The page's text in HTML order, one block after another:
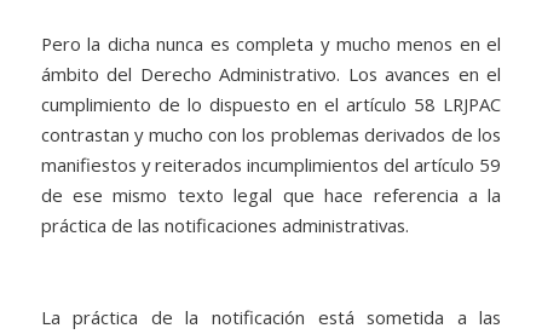
Pero la dicha nunca es completa y mucho menos en el
ámbito del Derecho Administrativo. Los avances en el
cumplimiento de lo dispuesto en el artículo 58 LRJPAC
contrastan y mucho con los problemas derivados de los
manifiestos y reiterados incumplimientos del artículo 59
de ese mismo texto legal que hace referencia a la
práctica de las notificaciones administrativas.
La práctica de la notificación está sometida a las